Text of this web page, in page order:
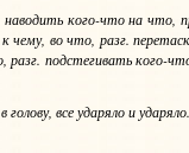
наводить кого-что на что,
к чему, во что, разг.
,разг. подстегиватького-
все ударяло и